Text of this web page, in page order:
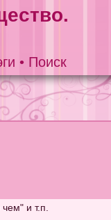
• Поиск
и т.п.